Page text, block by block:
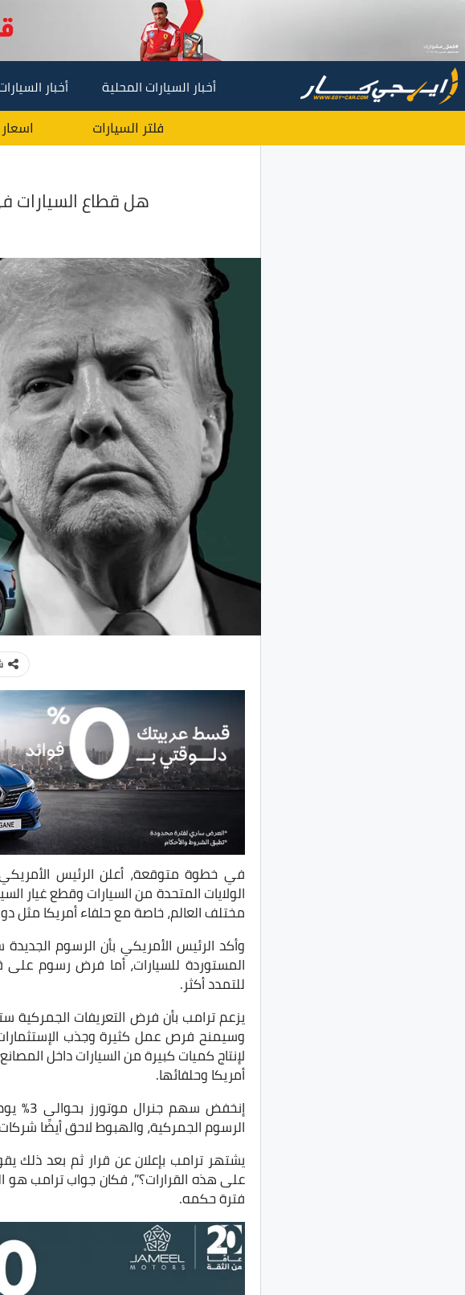
أخبار السيارات المحلية أخبار
فلتر السيارات
هل قطاع السيارات
الولايات المتحدة من السيارات وقطع غيار
مختلف العالم، خاصة مع حلفاء أمريكا مثل
للتمدد أكثر.
يزعم ترامب بأن فرض التعريفات الجمركية
وسيمنح فرص عمل كثيرة وجذب
لإنتاج كميات كبيرة من السيارات داخل
أمريكا وحلفائها.
الرسوم الجمركية، والهبوط لاحق أيضًا
يشتهر ترامب بإعلان عن قرار ثم بعد ذلك
على هذه القرارات؟”، فكان جواب ترامب هو
فترة حكمه.